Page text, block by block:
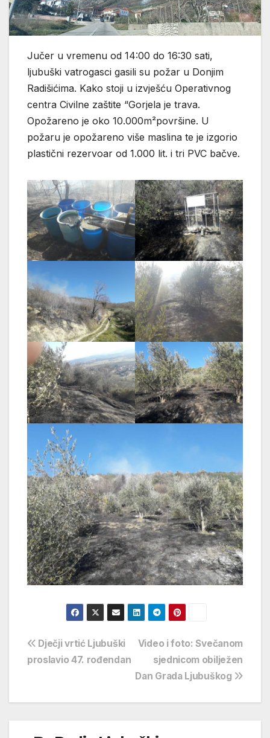
Jučer u vremenu od 14:00 do 16:30 sati,
ljubuški vatrogasci gasili su požar u Donjim
Radišićima. Kako stoji u izvješću Operativnog
centra Civilne zaštite “Gorjela je trava.
Opožareno je oko 10.000m²površine. U
požaru je opožareno više maslina te je izgorio
plastični rezervoar od 1.000 lit. i tri PVC bačve.
Navigacija
objava
Video i foto: Svečanom
sjednicom obilježen
Dan Grada Ljubuškog
Dječji vrtić Ljubuški
proslavio 47. rođendan